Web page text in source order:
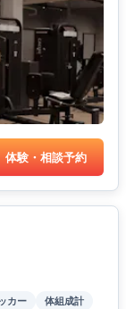
体験・相談予約
カー
体組成計